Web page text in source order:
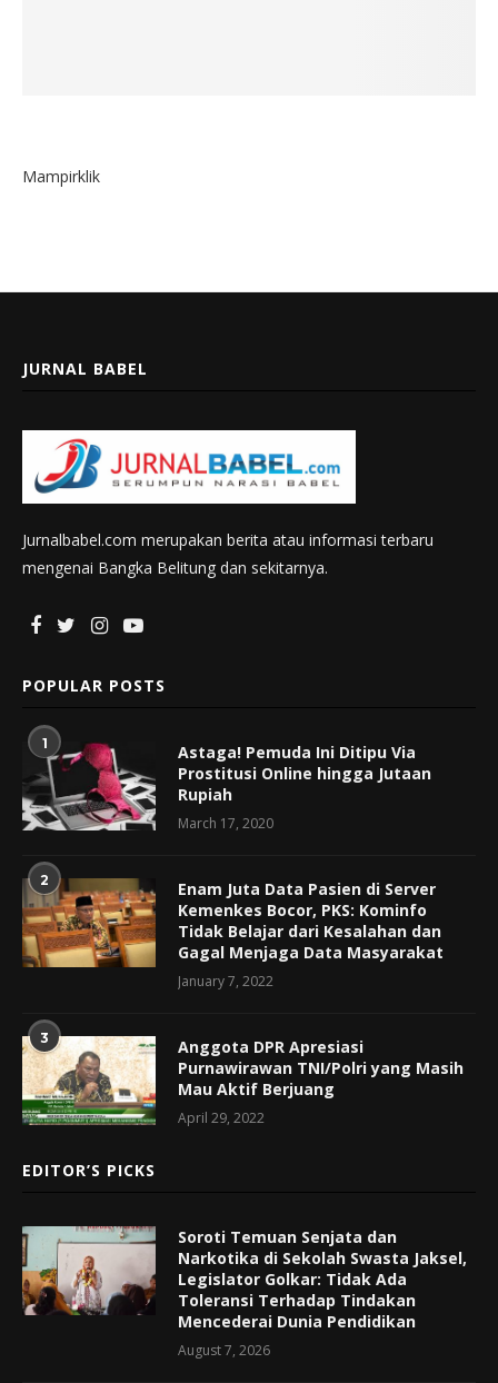
Mampirklik
JURNAL BABEL
Jurnalbabel.com merupakan berita atau informasi terbaru
mengenai Bangka Belitung dan sekitarnya.
POPULAR POSTS
1
Astaga! Pemuda Ini Ditipu Via
Prostitusi Online hingga Jutaan
Rupiah
March 17, 2020
2
Enam Juta Data Pasien di Server
Kemenkes Bocor, PKS: Kominfo
Tidak Belajar dari Kesalahan dan
Gagal Menjaga Data Masyarakat
January 7, 2022
3
Anggota DPR Apresiasi
Purnawirawan TNI/Polri yang Masih
Mau Aktif Berjuang
April 29, 2022
EDITOR’S PICKS
Soroti Temuan Senjata dan
Narkotika di Sekolah Swasta Jaksel,
Legislator Golkar: Tidak Ada
Toleransi Terhadap Tindakan
Mencederai Dunia Pendidikan
August 7, 2026